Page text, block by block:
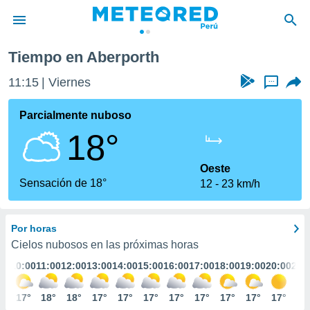
de
ha sido
que se
calidad.
a este
las
y
digital
basada
Tiempo en Aberporth
11:15 Viernes ...
Parcialmente nuboso
18°
Sensación de 18°
Oeste
12
23 km/h
Por horas
Cielos nubosos en las próximas horas
10:00
17°
11:00
18°
12:00
18°
13:00
17°
14:00
17°
15:00
17°
16:00
17°
17:00
17°
18:00
17°
19:00
17°
20:00
17°